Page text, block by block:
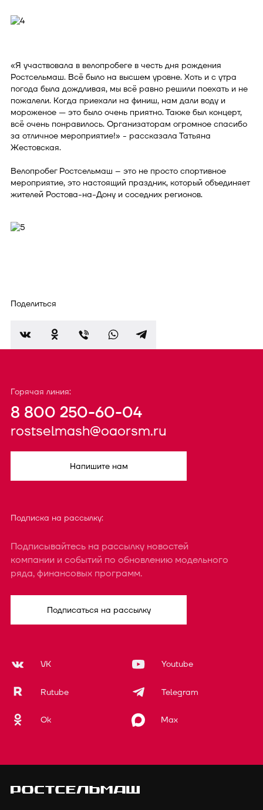
«Я участвовала в велопробеге в честь дня рождения
Ростсельмаш. Всё было на высшем уровне. Хоть и с утра
погода была дождливая, мы всё равно решили поехать и не
пожалели. Когда приехали на финиш, нам дали воду и
мороженое — это было очень приятно. Также был концерт,
всё очень понравилось. Организаторам огромное спасибо
за отличное мероприятие!» - рассказала Татьяна
Жестовская.
Велопробег Ростсельмаш – это не просто спортивное
мероприятие, это настоящий праздник, который объединяет
жителей Ростова-на-Дону и соседних регионов.
Поделиться
Горячая линия:
8 800 250-60-04
rostselmash@oaorsm.ru
Напишите нам
Подписка на рассылку:
Подписывайтесь на рассылку новостей
компании и событий по обновлению модельного
ряда, финансовых программ.
Подписаться на рассылку
VK Youtube
Rutube Telegram
Ok Max